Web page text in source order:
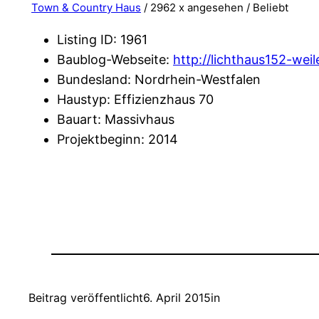
Town & Country Haus / 2962 x angesehen / Beliebt
Listing ID: 1961
Baublog-Webseite: http://lichthaus152-
Bundesland: Nordrhein-Westfalen
Haustyp: Effizienzhaus 70
Bauart: Massivhaus
Projektbeginn: 2014
Beitrag veröffentlicht6. April 2015in